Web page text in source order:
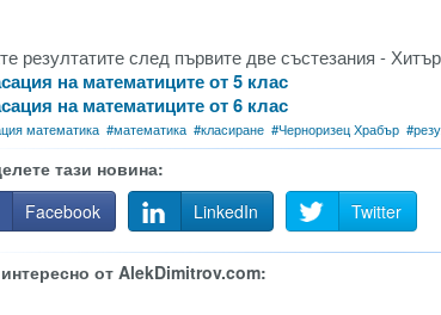
резултатите след първите две състезания -
на математиците от 5 клас
на математиците от 6 клас
математика #математика #класиране #Черноризец Храбър #
тази новина:
Facebook
LinkedIn Twitter
от AlekDimitrov.com: